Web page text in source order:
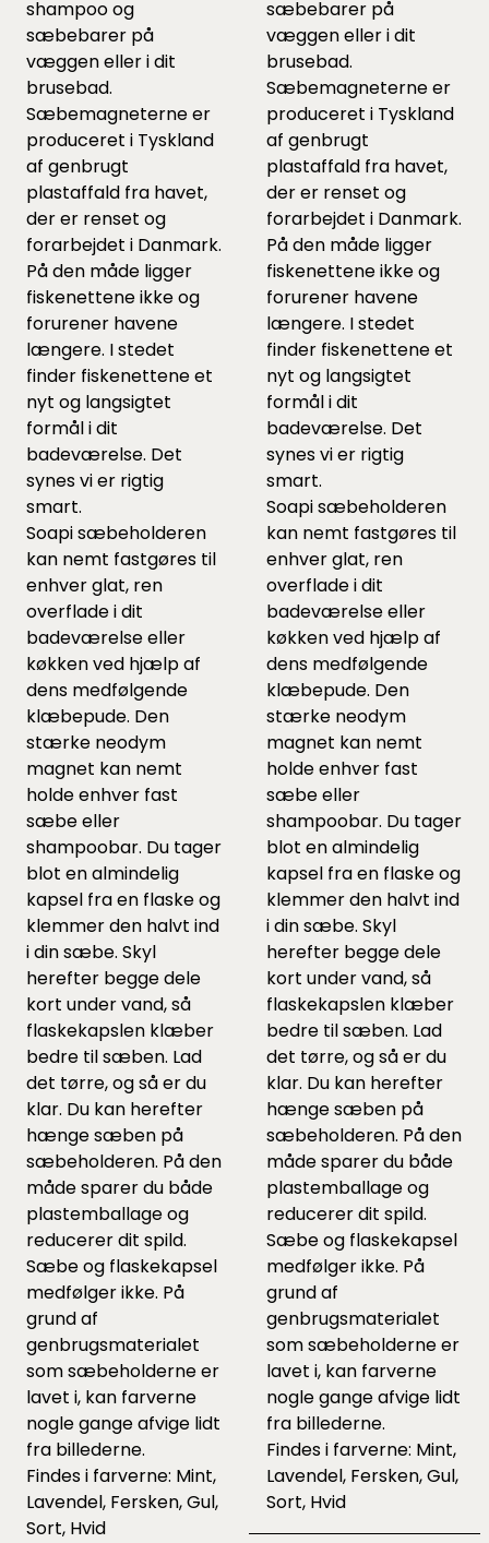
shampoo og
sæbebarer på
væggen eller i dit
brusebad.
Sæbemagneterne er
produceret i Tyskland
af genbrugt
plastaffald fra havet,
der er renset og
forarbejdet i Danmark.
På den måde ligger
fiskenettene ikke og
forurener havene
længere. I stedet
finder fiskenettene et
nyt og langsigtet
formål i dit
badeværelse. Det
synes vi er rigtig
smart.
Soapi sæbeholderen
kan nemt fastgøres til
enhver glat, ren
overflade i dit
badeværelse eller
køkken ved hjælp af
dens medfølgende
klæbepude. Den
stærke neodym
magnet kan nemt
holde enhver fast
sæbe eller
shampoobar. Du tager
blot en almindelig
kapsel fra en flaske og
klemmer den halvt ind
i din sæbe. Skyl
herefter begge dele
kort under vand, så
flaskekapslen klæber
bedre til sæben. Lad
det tørre, og så er du
klar. Du kan herefter
hænge sæben på
sæbeholderen. På den
måde sparer du både
plastemballage og
reducerer dit spild.
Sæbe og flaskekapsel
medfølger ikke. På
grund af
genbrugsmaterialet
som sæbeholderne er
lavet i, kan farverne
nogle gange afvige lidt
fra billederne.
Findes i farverne: Mint,
Lavendel, Fersken, Gul,
Sort, Hvid
sæbebarer på
væggen eller i dit
brusebad.
Sæbemagneterne er
produceret i Tyskland
af genbrugt
plastaffald fra havet,
der er renset og
forarbejdet i Danmark.
På den måde ligger
fiskenettene ikke og
forurener havene
længere. I stedet
finder fiskenettene et
nyt og langsigtet
formål i dit
badeværelse. Det
synes vi er rigtig
smart.
Soapi sæbeholderen
kan nemt fastgøres til
enhver glat, ren
overflade i dit
badeværelse eller
køkken ved hjælp af
dens medfølgende
klæbepude. Den
stærke neodym
magnet kan nemt
holde enhver fast
sæbe eller
shampoobar. Du tager
blot en almindelig
kapsel fra en flaske og
klemmer den halvt ind
i din sæbe. Skyl
herefter begge dele
kort under vand, så
flaskekapslen klæber
bedre til sæben. Lad
det tørre, og så er du
klar. Du kan herefter
hænge sæben på
sæbeholderen. På den
måde sparer du både
plastemballage og
reducerer dit spild.
Sæbe og flaskekapsel
medfølger ikke. På
grund af
genbrugsmaterialet
som sæbeholderne er
lavet i, kan farverne
nogle gange afvige lidt
fra billederne.
Findes i farverne: Mint,
Lavendel, Fersken, Gul,
Sort, Hvid